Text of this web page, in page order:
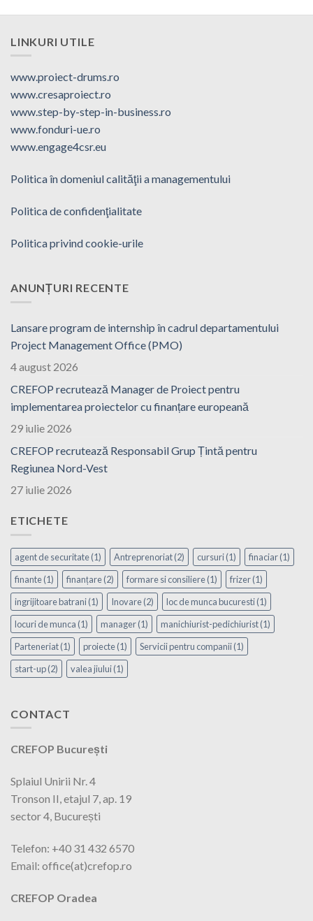
LINKURI UTILE
www.proiect-drums.ro
www.cresaproiect.ro
www.step-by-step-in-business.ro
www.fonduri-ue.ro
www.engage4csr.eu
Politica în domeniul calităţii a managementului
Politica de confidenţialitate
Politica privind cookie-urile
ANUNȚURI RECENTE
Lansare program de internship în cadrul departamentului
Project Management Office (PMO)
4 august 2026
CREFOP recrutează Manager de Proiect pentru
implementarea proiectelor cu finanțare europeană
29 iulie 2026
CREFOP recrutează Responsabil Grup Țintă pentru
Regiunea Nord-Vest
27 iulie 2026
ETICHETE
agent de securitate(1) Antreprenoriat(2) cursuri(1) finaciar(1)
finante(1) finanțare(2) formare si consiliere(1) frizer(1)
ingrijitoare batrani(1) Inovare(2) loc de munca bucuresti(1)
locuri de munca (1) manager(1) manichiurist-pedichiurist(1)
Parteneriat(1) proiecte(1) Servicii pentru companii(1)
start-up(2) valea jiului(1)
CONTACT
CREFOP București
Splaiul Unirii Nr. 4
Tronson II, etajul 7, ap. 19
sector 4, București
Telefon: +40 31 432 6570
Email: office(at)crefop.ro
CREFOP Oradea